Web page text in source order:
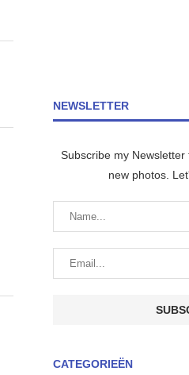
NEWSLETTER
Subscribe my
new photos.
CATEGORIEËN